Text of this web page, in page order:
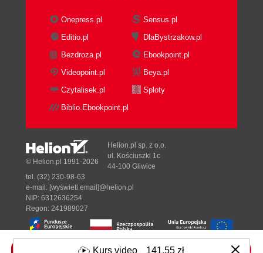
Kurs video 141,55 zł
Onepress.pl
Sensus.pl
Editio.pl
DlaBystrzakow.pl
Bezdroza.pl
Ebookpoint.pl
Videopoint.pl
Beya.pl
Czytalisek.pl
Sploty
Biblio.Ebookpoint.pl
© Helion.pl 1991-2026
Helion.pl sp. z o.o.
ul. Kościuszki 1c
44-100 Gliwice
tel. (32) 230-98-63
e-mail: [wyświetl email]@helion.pl
NIP: 6312636254
Regon: 241989027